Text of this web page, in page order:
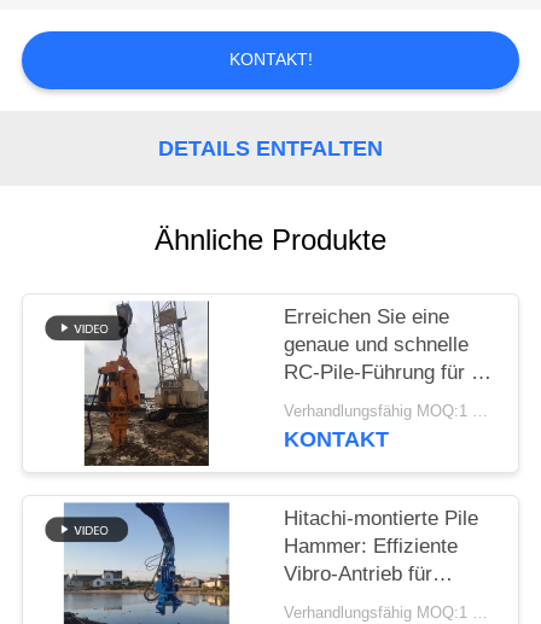
VERBINDUNG
NACHRICHTEN
FORDERN
SIE EIN
ZITAT
SITEMAP
PRIVACY
POLICY
KONTAKT!
DETAILS ENTFALTEN
Ähnliche Produkte
Erreichen Sie eine
genaue und schnelle
RC-Pile-Führung für 6-
8 Meter lange
Blechpfeiler mit einem
Verhandlungsfähig MOQ:1 Satz
KONTAKT
Hitachi-montierte Pile
Hammer: Effiziente
Vibro-Antrieb für
Zement-Quadratpfeile Verhandlungsfähig MOQ:1 Satz